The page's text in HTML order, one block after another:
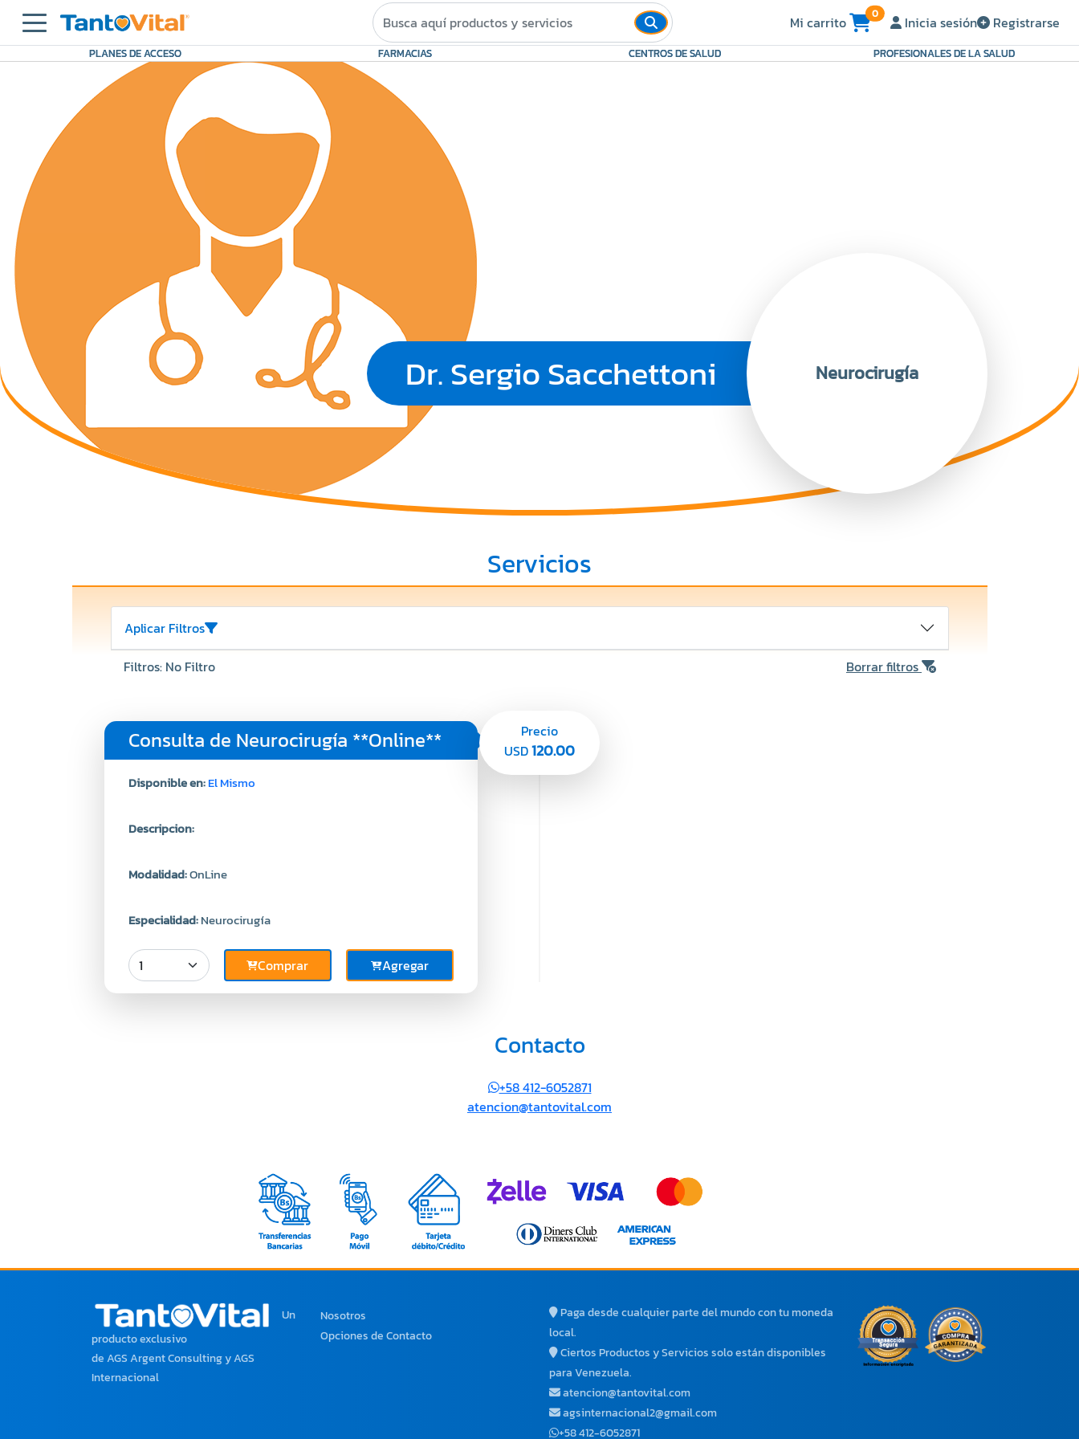
Mi carrito 0 Inicia sesión Registrarse
PLANES DE ACCESO FARMACIAS CENTROS DE SALUD PROFESIONALES DE LA SALUD
Dr. Sergio Sacchettoni Neurocirugía
Servicios
Aplicar Filtros
Filtros: No Filtro Borrar filtros
Consulta de Neurocirugía **Online**
Disponible en:El Mismo
Descripcion:
Modalidad:OnLine
Especialidad:Neurocirugía
Comprar Agregar
Precio
USD120.00
Contacto
+58 412-6052871
atencion@tantovital.com
Un
producto exclusivo
de AGS Argent Consulting y AGS
Internacional
Nosotros
Opciones de Contacto
Paga desde cualquier parte del mundo con tu moneda
local.
Ciertos Productos y Servicios solo están disponibles
para Venezuela.
atencion@tantovital.com
agsinternacional2@gmail.com
+58 412-6052871